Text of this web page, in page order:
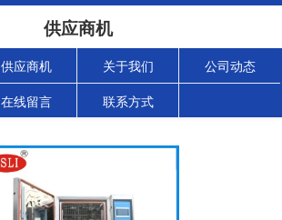
供应商机
供应商机 关于我们 公司动态
在线留言 联系方式